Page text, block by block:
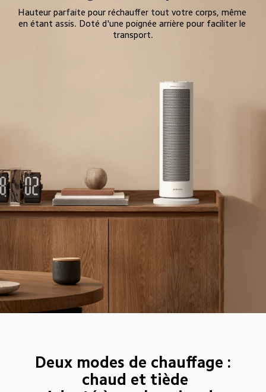
Hauteur parfaite pour réchauffer tout votre corps, même
en étant assis. Doté d'une poignée arrière pour faciliter le
transport.
Deux modes de chauffage :
chaud et tiède